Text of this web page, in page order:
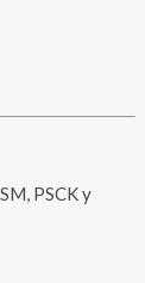
PSCK y